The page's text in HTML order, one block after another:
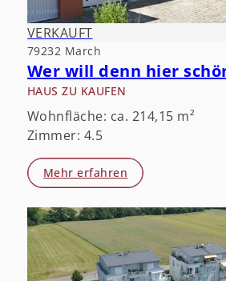
VERKAUFT
79232 March
Wer will denn hier
HAUS ZU KAUFEN
Wohnfläche: ca. 214,15 m²
Zimmer: 4.5
Mehr erfahren